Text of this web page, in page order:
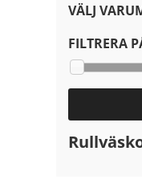
VÄLJ
FILTRERA